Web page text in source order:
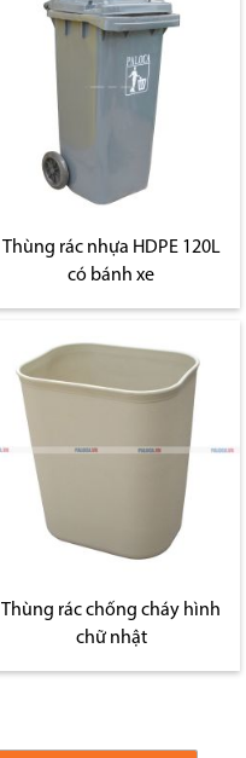
Thùng rác nhựa HDPE 120L
có bánh xe
Thùng rác chống cháy hình
chữ nhật